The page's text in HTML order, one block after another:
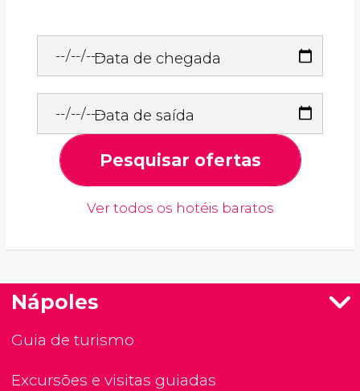
Data de chegada
Data de saída
Pesquisar ofertas
Ver todos os hotéis baratos
Nápoles
Guia de turismo
Excursões e visitas guiadas